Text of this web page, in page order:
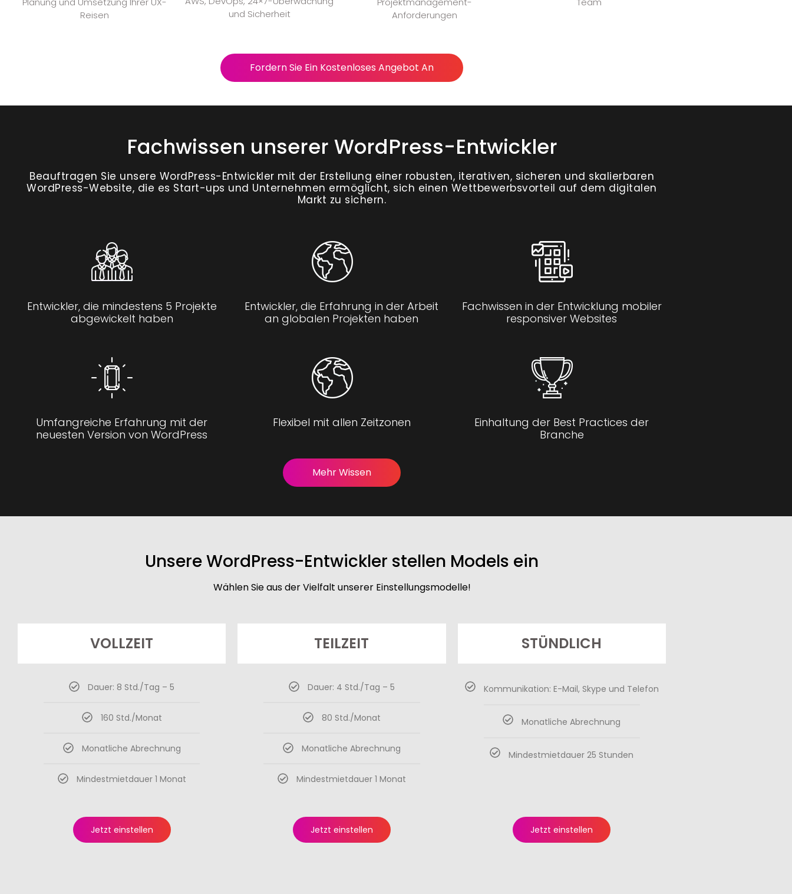
Reisen
und Sicherheit
Anforderungen
Fordern Sie Ein Kostenloses Angebot An
Fachwissen unserer WordPress-Entwickler
Beauftragen Sie unsere WordPress-Entwickler mit der Erstellung einer robusten, iterativen, sicheren und skalierbaren
WordPress-Website, die es Start-ups und Unternehmen ermöglicht, sich einen Wettbewerbsvorteil auf dem digitalen
Markt zu sichern.
Entwickler, die mindestens 5 Projekte
abgewickelt haben
Entwickler, die Erfahrung in der Arbeit
an globalen Projekten haben
Fachwissen in der Entwicklung mobiler
responsiver Websites
Umfangreiche Erfahrung mit der
neuesten Version von WordPress
Flexibel mit allen Zeitzonen
Einhaltung der Best Practices der
Branche
Mehr Wissen
Unsere WordPress-Entwickler stellen Models ein
Wählen Sie aus der Vielfalt unserer Einstellungsmodelle!
VOLLZEIT
Dauer: 8 Std./Tag – 5
160 Std./Monat
Monatliche Abrechnung
Mindestmietdauer 1 Monat
Jetzt einstellen
TEILZEIT
Dauer: 4 Std./Tag – 5
80 Std./Monat
Monatliche Abrechnung
Mindestmietdauer 1 Monat
Jetzt einstellen
STÜNDLICH
Kommunikation: E-Mail, Skype und Telefon
Monatliche Abrechnung
Mindestmietdauer 25 Stunden
Jetzt einstellen